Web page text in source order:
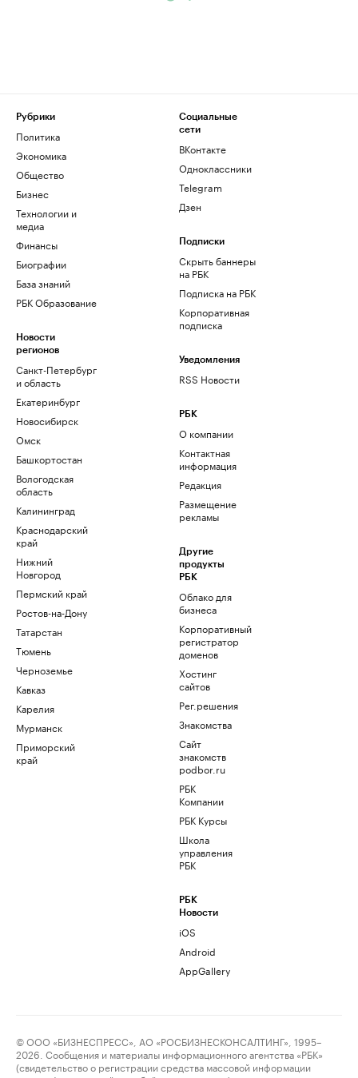
Рубрики
Политика
Экономика
Общество
Бизнес
Технологии и
медиа
Финансы
Биографии
База знаний
РБК Образование
Новости
регионов
Санкт-Петербург
и область
Екатеринбург
Новосибирск
Омск
Башкортостан
Вологодская
область
Калининград
Краснодарский
край
Нижний
Новгород
Пермский край
Ростов-на-Дону
Татарстан
Тюмень
Черноземье
Кавказ
Карелия
Мурманск
Приморский
край
Социальные
сети
ВКонтакте
Одноклассники
Telegram
Дзен
Подписки
Скрыть баннеры
на РБК
Подписка на РБК
Корпоративная
подписка
Уведомления
RSS Новости
РБК
О компании
Контактная
информация
Редакция
Размещение
рекламы
Другие
продукты
РБК
Облако для
бизнеса
Корпоративный
регистратор
доменов
Хостинг
сайтов
Рег.решения
Знакомства
Сайт
знакомств
podbor.ru
РБК
Компании
РБК Курсы
Школа
управления
РБК
РБК
Новости
iOS
Android
AppGallery
© ООО «БИЗНЕСПРЕСС», АО «РОСБИЗНЕСКОНСАЛТИНГ», 1995–
2026. Сообщения и материалы информационного агентства «РБК»
(свидетельство о регистрации средства массовой информации